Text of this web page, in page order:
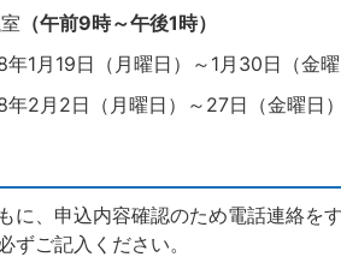
（午前9時～午後1時）
1月19日（月曜日）～1月30日（金
2月2日（月曜日）～27日（金曜日
に、申込内容確認のため電話連絡を
ずご記入ください。